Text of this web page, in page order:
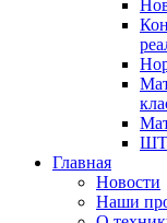
Главная
Новости
Наши